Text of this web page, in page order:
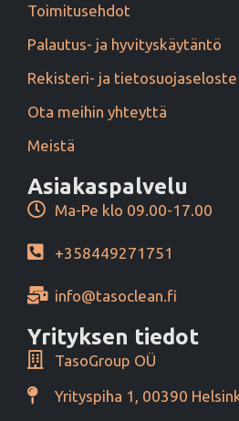
Toimitusehdot
Palautus- ja hyvityskäytäntö
Rekisteri- ja tietosuojaseloste
Ota meihin yhteyttä
Meistä
Asiakaspalvelu
Ma-Pe klo 09.00-17.00
+358449271751
info@tasoclean.fi
Yrityksen tiedot
TasoGroup OÜ
Yrityspiha 1, 00390